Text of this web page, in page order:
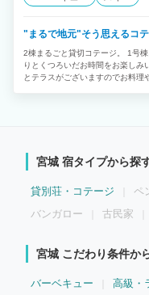
"まるで地元"そう思えるコ
2棟まるごと貸切コテージ。 1号
りとくつろいだお時間をお楽し
とテラスがございますのでお料理
宮城 宿タイプから探
貸別荘・コテージ ペ
バンガロー
古民家
宮城 こだわり条件か
バーベキュー 高級・